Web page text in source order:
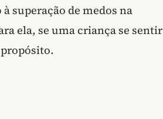
superação de medos na
ela, se uma criança se sentir